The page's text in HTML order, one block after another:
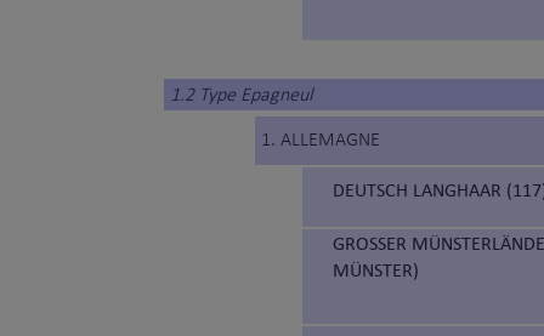
1.2 Type Epagneul
1. ALLEMAGNE
DEUTSCH LANGHAAR
GROSSER
MÜNSTER)